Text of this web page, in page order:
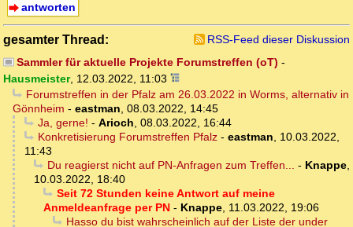
antworten
gesamter Thread:
RSS-Feed dieser Diskussion
Sammler für aktuelle Projekte Forumstreffen (oT) -
Hausmeister, 12.03.2022, 11:03
Forumstreffen in der Pfalz am 26.03.2022 in Worms, alternativ in
Gönnheim - eastman, 08.03.2022, 14:45
Ja, gerne! - Arioch, 08.03.2022, 16:44
Konkretisierung Forumstreffen Pfalz- eastman, 10.03.2022,
11:43
Du reagierst nicht auf PN-Anfragen zum Treffen... - Knappe,
10.03.2022, 18:40
Seit 72 Stunden keine Antwort auf meine
Anmeldeanfrage per PN - Knappe, 11.03.2022, 19:06
Hasso du bist wahrscheinlich auf der Liste der under